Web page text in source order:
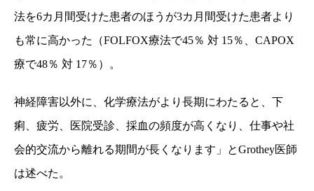
法を6カ月間受けた患者のほうが3カ月間受けた患者より
も常に高かった（FOLFOX療法で45％ 対 15％、 CAPOX
療で48％ 対 17％）。
神経障害以外に、化学療法がより長期にわたると、下
痢、疲労、医院受診、採血の頻度が高くなり、仕事や社
会的交流から離れる期間が長くなります」とGrothey医師
は述べた。